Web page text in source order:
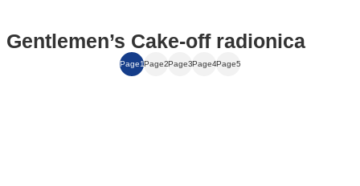
Gentlemen’s Cake‑off radionica
Page1Page2Page3Page4Page5